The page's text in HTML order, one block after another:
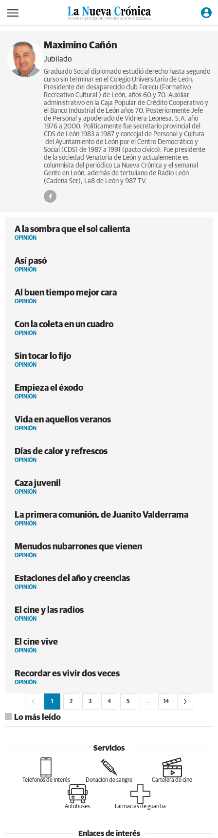
Maximino Cañón
Jubilado
Graduado Social diplomado estudió derecho hasta segundo
curso sin terminar en el Colegio Universitario de León.
Presidente del desaparecido club Forecu (Formativo
Recreativo Cultural ) de León, años 60 y 70. Auxiliar
administrativo en la Caja Popular de Crédito Cooperativo y
el Banco Industrial de León años 70. Posteriormente Jefe
de Personal y apoderado de Vidriera Leonesa. S.A. año
1976 a 2000. Políticamente fue secretario provincial del
CDS de León 1983 a 1987 y concejal de Personal y Cultura
del Ayuntamiento de León por el Centro Democrático y
Social (CDS) de 1987 a 1991 (pacto cívico). Fue presidente
de la sociedad Venatoria de León y actualemente es
columnista del periódico La Nueva Crónica y el semanal
Gente en León, además de tertuliano de Radio León
(Cadena Ser), La8 de León y 987 TV.
A la sombra que el sol calienta
OPINIÓN
Así pasó
OPINIÓN
Al buen tiempo mejor cara
OPINIÓN
Con la coleta en un cuadro
OPINIÓN
Sin tocar lo fijo
OPINIÓN
Empieza el éxodo
OPINIÓN
Vida en aquellos veranos
OPINIÓN
Días de calor y refrescos
OPINIÓN
Caza juvenil
OPINIÓN
La primera comunión, de Juanito Valderrama
OPINIÓN
Menudos nubarrones que vienen
OPINIÓN
Estaciones del año y creencias
OPINIÓN
El cine y las radios
OPINIÓN
El cine vive
OPINIÓN
Recordar es vivir dos veces
OPINIÓN
1 2 3 4 5 … 14
Lo más leído
Servicios
Teléfonos de interés Donación de sangre Cartelera de cine
Autobuses Farmacias de guardia
Enlaces de interés